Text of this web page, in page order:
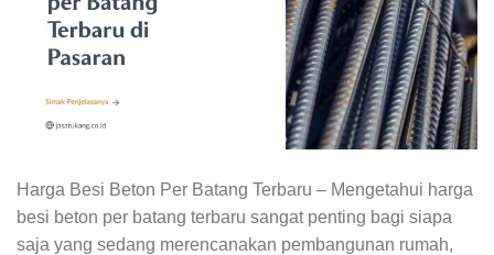
Harga Besi Beton Per Batang Terbaru – Mengetahui harga
besi beton per batang terbaru sangat penting bagi siapa
saja yang sedang merencanakan pembangunan rumah,